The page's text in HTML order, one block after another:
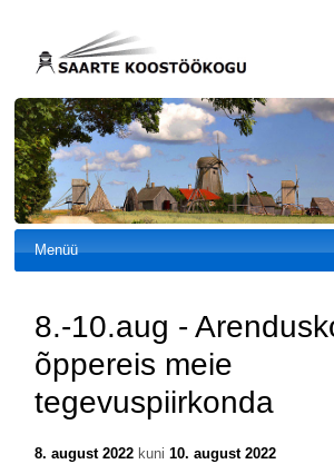
Menüü
8.-10.aug -
õppereis meie
tegevuspiirkonda
8. august 2022kuni 10. august 2022